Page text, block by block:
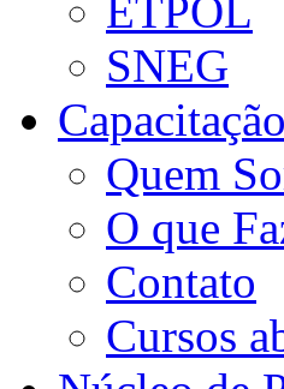
ETPOL
SNEG
Capacitação
Quem
O que
Contato
Cursos